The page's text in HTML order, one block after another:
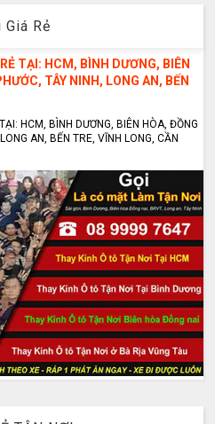
Rẻ
TẠI: HCM, BÌNH DƯƠNG, BIÊN
TÂY NINH, LONG AN, BẾN
HCM, BÌNH DƯƠNG, BIÊN HÒA, ĐỒNG
AN, BẾN TRE, VĨNH LONG, CẦN